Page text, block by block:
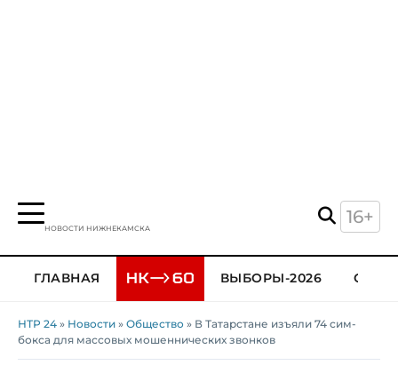
НОВОСТИ НИЖНЕКАМСКА
16+
ГЛАВНАЯ ВЫБОРЫ-2026
НТР 24 » Новости » Общество » В Татарстане изъяли 74 сим-
бокса для массовых мошеннических звонков